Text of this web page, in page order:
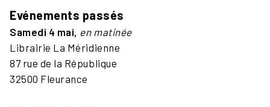
Evénements passés
Samedi 4 mai, en matinée
Librairie La Méridienne
87 rue de la République
32500 Fleurance